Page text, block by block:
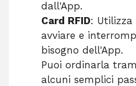
dall'App.
Card RFID: Utilizza
avviare e
bisogno dell'App.
Puoi ordinarla
alcuni semplici